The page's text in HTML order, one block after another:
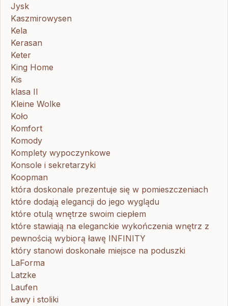
Jysk
Kaszmirowysen
Kela
Kerasan
Keter
King Home
Kis
klasa II
Kleine Wolke
Koło
Komfort
Komody
Komplety wypoczynkowe
Konsole i sekretarzyki
Koopman
która doskonale prezentuje się w pomieszczeniach
które dodają elegancji do jego wyglądu
które otulą wnętrze swoim ciepłem
które stawiają na eleganckie wykończenia wnętrz z
pewnością wybiorą ławę INFINITY
który stanowi doskonałe miejsce na poduszki
LaForma
Latzke
Laufen
Ławy i stoliki